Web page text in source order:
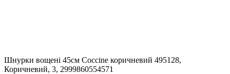
Шнурки вощені 45см Coccine коричневий 495128,
Коричневий, 3, 2999860554571